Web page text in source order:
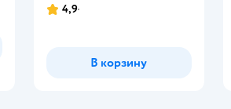
4,9
В корзину